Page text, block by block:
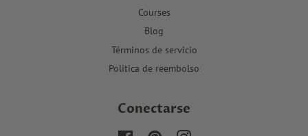
Courses
Blog
Términos de servicio
Politica de reembolso
Conectarse